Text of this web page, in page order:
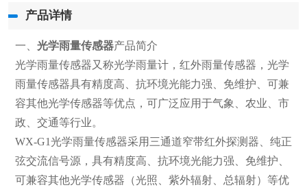
产品详情
一、 光学雨量传感器产品简介
光学雨量传感器又称光学雨量计，红外雨量传感器，光学
雨量传感器具有精度高、抗环境光能力强、免维护、可兼
容其他光学传感器等优点，可广泛应用于气象、农业、市
政、交通等行业。
WX-G1光学雨量传感器采用三通道窄带红外探测器、纯正
弦交流信号源，具有精度高、抗环境光能力强、免维护、
可兼容其他光学传感器（光照、紫外辐射、总辐射）等优